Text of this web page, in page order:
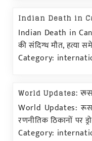
Indian Death in
Indian Death in
की संदिग्ध मौत, हत्या
Category:
World Updates:
World Updates:
रणनीतिक ठिकानों पर
Category: